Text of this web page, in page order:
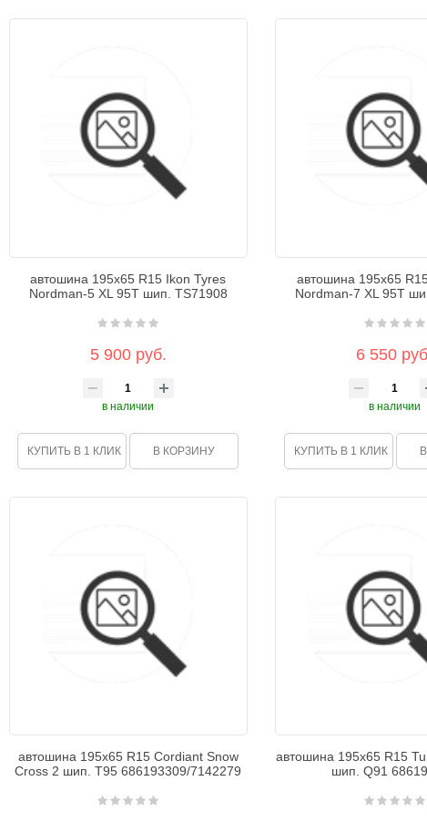
автошина 195х65 R15 Ikon Tyres
Nordman-5 XL 95Т шип. TS71908
5 900 руб.
в наличии
КУПИТЬ В 1 КЛИК В КОРЗИНУ
автошина 195х65
Nordman-7 XL 95Т
6 550
в наличии
КУПИТЬ В 1 КЛИК
автошина 195х65 R15 Cordiant Snow
Cross 2 шип. Т95 686193309/7142279
автошина 195х65 R15
шип. Q91